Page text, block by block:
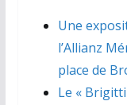
Une
l’Allianz
place de
Le «